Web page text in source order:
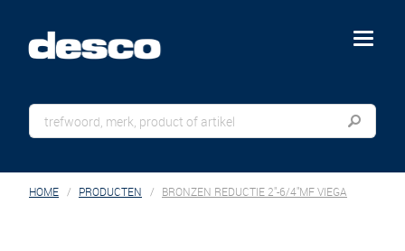
menu
HOME PRODUCTEN BRONZEN REDUCTIE 2"-6/4"MF VIEGA